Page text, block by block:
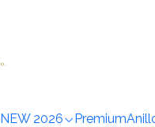
NEW 2026 Premium